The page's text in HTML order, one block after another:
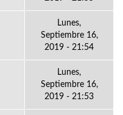
Lunes,
Septiembre 16,
2019 - 21:54
Lunes,
Septiembre 16,
2019 - 21:53